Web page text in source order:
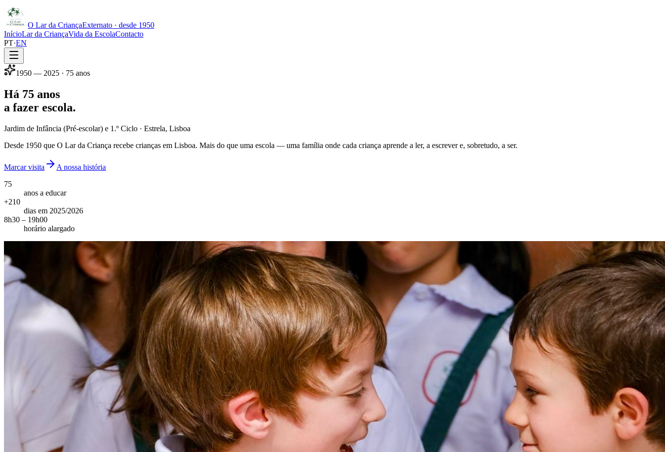
O Lar da CriançaExternato · desde 1950
InícioLar da CriançaVida da EscolaContacto
PT·EN
1950 — 2025 · 75 anos
Há 75 anos
a fazer escola.
Jardim de Infância (Pré-escolar) e 1.º Ciclo · Estrela, Lisboa
Desde 1950 que O Lar da Criança recebe crianças em Lisboa. Mais do que uma escola — uma família onde cada criança aprende a ler, a escrever e, sobretudo, a ser.
Marcar visita
A nossa história
75
anos a educar
+210
dias em 2025/2026
8h30 – 19h00
horário alargado